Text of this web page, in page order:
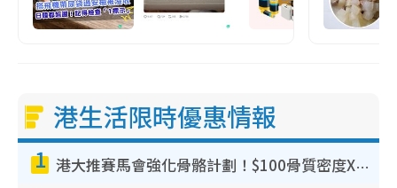
港生活限時優惠情報
1 港大推賽馬會強化骨骼計劃！$100骨質密度X光檢查 完成免費運動訓練送超市禮券！附參加資格